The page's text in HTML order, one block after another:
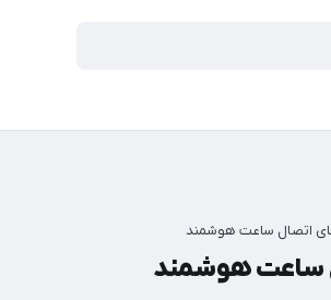
اتصال ساعت هوشمند
ساعت هوشمند